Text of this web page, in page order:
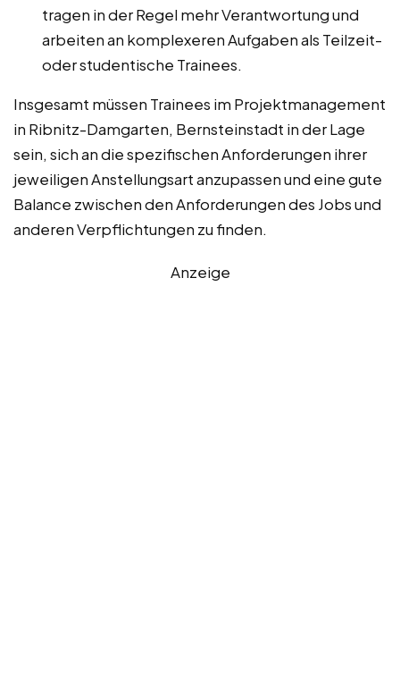
tragen in der Regel mehr Verantwortung und
arbeiten an komplexeren Aufgaben als Teilzeit-
oder studentische Trainees.
Insgesamt müssen Trainees im Projektmanagement
in Ribnitz-Damgarten, Bernsteinstadt in der Lage
sein, sich an die spezifischen Anforderungen ihrer
jeweiligen Anstellungsart anzupassen und eine gute
Balance zwischen den Anforderungen des Jobs und
anderen Verpflichtungen zu finden.
Anzeige